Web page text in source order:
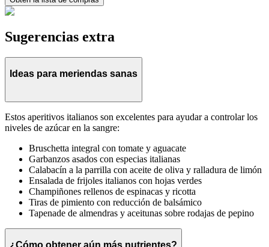
Sugerencias extra
Ideas para meriendas sanas
Estos aperitivos italianos son excelentes para ayudar a controlar los
niveles de azúcar en la sangre:
Bruschetta integral con tomate y aguacate
Garbanzos asados con especias italianas
Calabacín a la parrilla con aceite de oliva y ralladura de limón
Ensalada de frijoles italianos con hojas verdes
Champiñones rellenos de espinacas y ricotta
Tiras de pimiento con reducción de balsámico
Tapenade de almendras y aceitunas sobre rodajas de pepino
¿Cómo obtener aún más nutrientes?